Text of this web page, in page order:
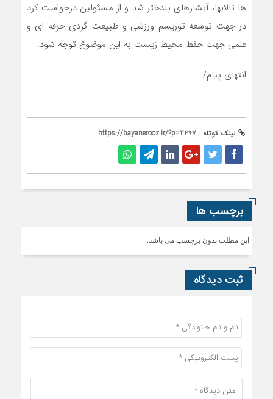
ها تالابها، آبشارهای پلدختر شد و از مسئولین درخواست کرد
در جهت توسعه توریسم ورزشی و طبیعت گردی حرفه ای و
علمی جهت حفظ محیط زیست به این موضوع توجه شود.
انتهای پیام/
لینک کوتاه : https://bayanerooz.ir/?p=2497
برچسب ها
این مطلب بدون برچسب می باشد.
ثبت دیدگاه